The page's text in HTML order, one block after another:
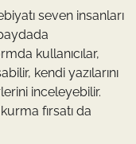
seven insanları
kullanıcılar,
kendi yazılarını
inceleyebilir.
fırsatı da